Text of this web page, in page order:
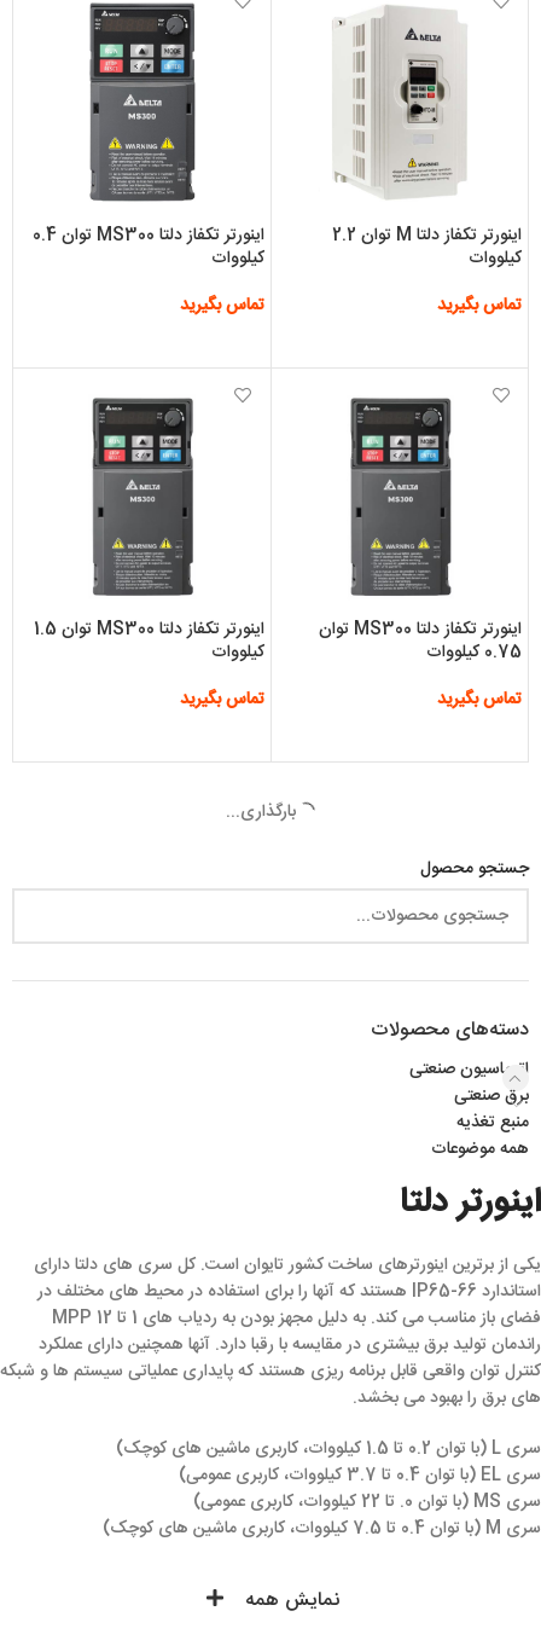
جستجو محصول
دسته‌های محصولات
اتوماسیون صنعتی
برق صنعتی
منبع تغذیه
همه موضوعات
اینورتر تکفاز دلتا M توان 2.2
کیلووات
تماس بگیرید
اینورتر تکفاز دلتا MS300 توان 0.4
کیلووات
تماس بگیرید
اینورتر تکفاز دلتا MS300 توان
0.75 کیلووات
تماس بگیرید
اینورتر تکفاز دلتا MS300 توان 1.5
کیلووات
تماس بگیرید
بارگذاری...
اینورتر دلتا
یکی از برترین اینورترهای ساخت کشور تایوان است. کل سری های دلتا دارای
استاندارد IP65-66 هستند که آنها را برای استفاده در محیط های مختلف در
فضای باز مناسب می کند. به دلیل مجهز بودن به ردیاب های 1 تا 12 MPP
راندمان تولید برق بیشتری در مقایسه با رقبا دارد. آنها همچنین دارای عملکرد
کنترل توان واقعی قابل برنامه ریزی هستند که پایداری عملیاتی سیستم ها و شبکه
های برق را بهبود می بخشد.
سری L
(با توان 0.2 تا 1.5 کیلووات، کاربری ماشین های کوچک)
سری EL
(با توان 0.4 تا 3.7 کیلووات، کاربری عمومی)
سری MS
(با توان 0. تا 22 کیلووات، کاربری عمومی)
سری M
(با توان 0.4 تا 7.5 کیلووات، کاربری ماشین های کوچک)
نمایش همه